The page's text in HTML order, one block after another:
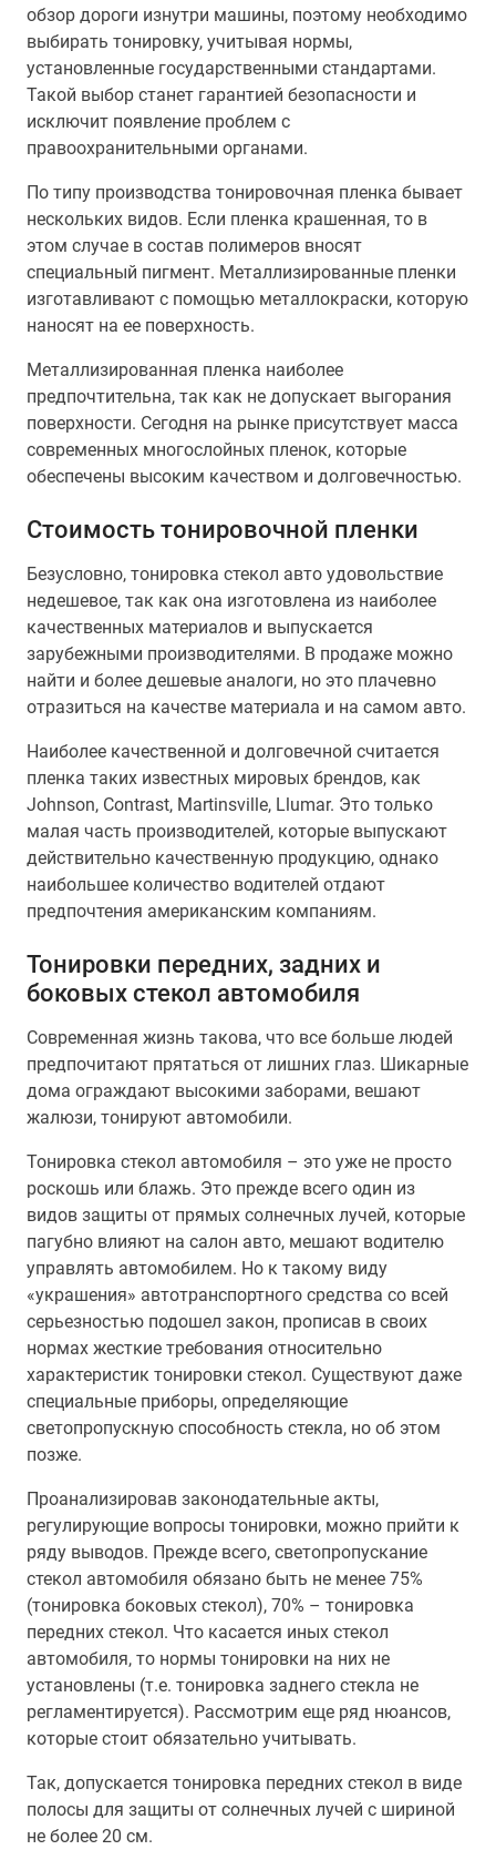
обзор дороги изнутри машины, поэтому необходимо
выбирать тонировку, учитывая нормы,
установленные государственными стандартами.
Такой выбор станет гарантией безопасности и
исключит появление проблем с
правоохранительными органами.
По типу производства тонировочная пленка бывает
нескольких видов. Если пленка крашенная, то в
этом случае в состав полимеров вносят
специальный пигмент. Металлизированные пленки
изготавливают с помощью металлокраски, которую
наносят на ее поверхность.
Металлизированная пленка наиболее
предпочтительна, так как не допускает выгорания
поверхности. Сегодня на рынке присутствует масса
современных многослойных пленок, которые
обеспечены высоким качеством и долговечностью.
Стоимость тонировочной пленки
Безусловно, тонировка стекол авто удовольствие
недешевое, так как она изготовлена из наиболее
качественных материалов и выпускается
зарубежными производителями. В продаже можно
найти и более дешевые аналоги, но это плачевно
отразиться на качестве материала и на самом авто.
Наиболее качественной и долговечной считается
пленка таких известных мировых брендов, как
Johnson, Contrast, Martinsville, Llumar. Это только
малая часть производителей, которые выпускают
действительно качественную продукцию, однако
наибольшее количество водителей отдают
предпочтения американским компаниям.
Тонировки передних, задних и
боковых стекол автомобиля
Современная жизнь такова, что все больше людей
предпочитают прятаться от лишних глаз. Шикарные
дома ограждают высокими заборами, вешают
жалюзи, тонируют автомобили.
Тонировка стекол автомобиля – это уже не просто
роскошь или блажь. Это прежде всего один из
видов защиты от прямых солнечных лучей, которые
пагубно влияют на салон авто, мешают водителю
управлять автомобилем. Но к такому виду
«украшения» автотранспортного средства со всей
серьезностью подошел закон, прописав в своих
нормах жесткие требования относительно
характеристик тонировки стекол. Существуют даже
специальные приборы, определяющие
светопропускную способность стекла, но об этом
позже.
Проанализировав законодательные акты,
регулирующие вопросы тонировки, можно прийти к
ряду выводов. Прежде всего, светопропускание
стекол автомобиля обязано быть не менее 75%
(тонировка боковых стекол), 70% – тонировка
передних стекол. Что касается иных стекол
автомобиля, то нормы тонировки на них не
установлены (т.е. тонировка заднего стекла не
регламентируется). Рассмотрим еще ряд нюансов,
которые стоит обязательно учитывать.
Так, допускается тонировка передних стекол в виде
полосы для защиты от солнечных лучей с шириной
не более 20 см.